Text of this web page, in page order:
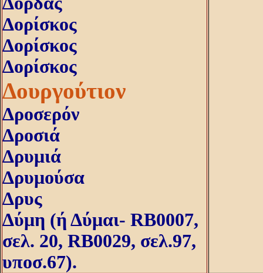
Δορίσκος
Δορίσκος
Δορίσκος
Δουργούτιον
Δροσερόν
Δροσιά
Δρυμιά
Δρυμούσα
Δρυς
Δύμη (ή Δύμαι- RB0007,
σελ. 20, RB0029, σελ.97,
υποσ.67).